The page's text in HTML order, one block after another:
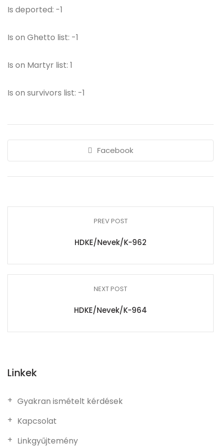
Is deported: -1
Is on Ghetto list: -1
Is on Martyr list: 1
Is on survivors list: -1
Facebook
PREV POST
HDKE/Nevek/K-962
NEXT POST
HDKE/Nevek/K-964
Linkek
Gyakran ismételt kérdések
Kapcsolat
Linkgyűjtemény